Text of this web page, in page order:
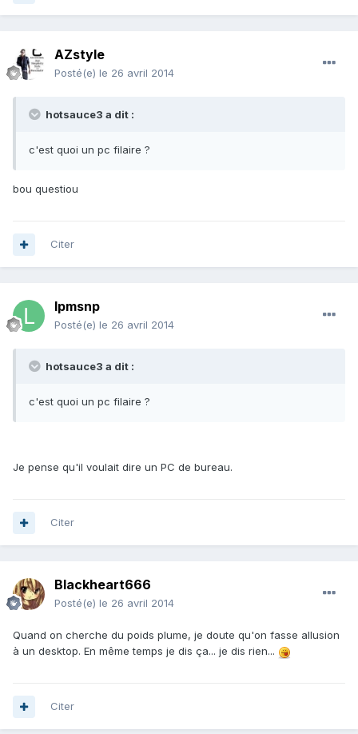
AZstyle
Posté(e) le 26 avril 2014
hotsauce3 a dit :
c'est quoi un pc filaire ?
bou questiou
Citer
lpmsnp
Posté(e) le 26 avril 2014
hotsauce3 a dit :
c'est quoi un pc filaire ?
Je pense qu'il voulait dire un PC de bureau.
Citer
Blackheart666
Posté(e) le 26 avril 2014
Quand on cherche du poids plume, je doute qu'on fasse allusion
à un desktop. En même temps je dis ça... je dis rien...
Citer